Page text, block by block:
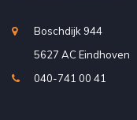
Boschdijk 944
5627 AC Eindhoven
040-741 00 41